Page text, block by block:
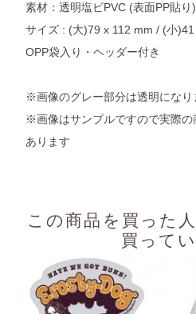
素材：透明塩ビPVC (表面PP貼り)
サイズ : (大)79 x 112 mm / (小
OPP袋入り・ヘッダー付き
※画像のグレー部分は透明になり
※画像はサンプルですので実際
あります
この商品を買った
買って